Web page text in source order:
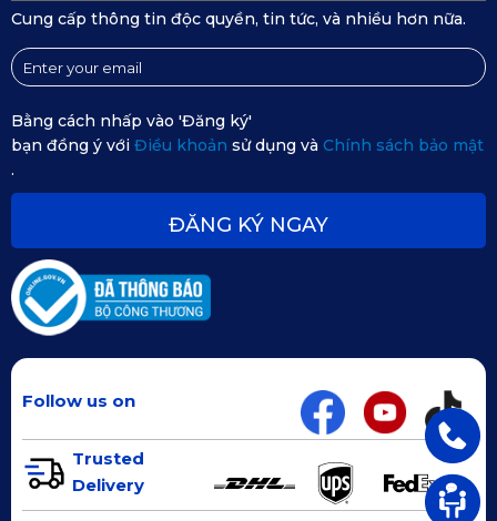
Để đảm bảo bạn mua đúng thảm sàn ô tô 360 Ford Tourneo
chính hãng từ KATA, hãy lựa chọn các kênh phân phối uy
tín:
Cách mua hàng và lắp đặt thảm sàn ô tô 360 Ford Tourneo
Website chính thức của KATA: Truy cập
Cung cấp thông tin độc quyền, tin tức, và nhiều hơn nữa.
Bằng cách nhấp vào 'Đăng ký'
bạn đồng ý với Điều khoản sử dụng và Chính sách bảo mật
.
ĐĂNG KÝ NGAY
Follow us on
Trusted
Delivery